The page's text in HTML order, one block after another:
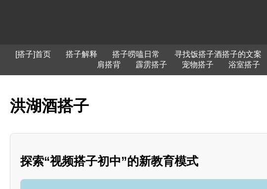
[搭子]首页 搭子解释 搭子唠嗑日常 寻找饭搭子酒搭子的文案
肩搭背
霹雳搭子 宠物搭子 浴室搭子
洪湖酒搭子
探索“视频搭子初中”的新教育模式